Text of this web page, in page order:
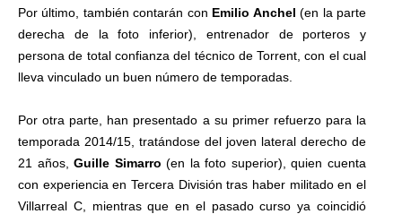
Por último, también contarán con Emilio Anchel(en la parte
derecha de la foto inferior), entrenador de porteros y
persona de total confianza del técnico de Torrent, con el cual
lleva vinculado un buen número de temporadas.
Por otra parte, han presentado a su primer refuerzo para la
temporada 2014/15, tratándose del joven lateral derecho de
21 años,Guille Simarro(en la foto superior), quien cuenta
con experiencia en Tercera División tras haber militado en el
Villarreal C, mientras que en el pasado curso ya coincidió